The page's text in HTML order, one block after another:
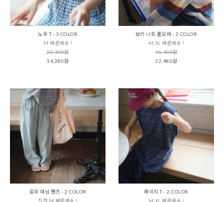
노우 T - 3 COLOR
M 빠른배송 !
20,400원
14,280원
보키 니트 풀오버 - 2 COLOR
M,XL 빠른배송 !
46,400원
32,480원
로우 데님 팬츠 - 2 COLOR
진청 M 빠른배송 !
에이치 T - 2 COLOR
M,XL 빠른배송 !